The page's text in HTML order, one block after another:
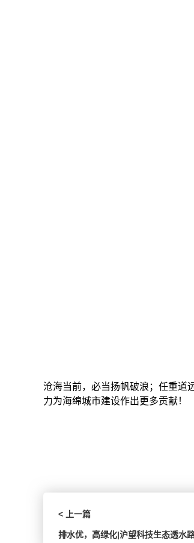
沧海当前，必当扬帆破浪；任重道
力为海绵城市建设作出更多贡献！
< 上一篇
排水优，高绿化|沪望科技生态透水路